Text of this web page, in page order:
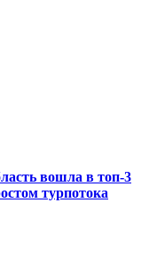
вошла в топ-3
турпотока